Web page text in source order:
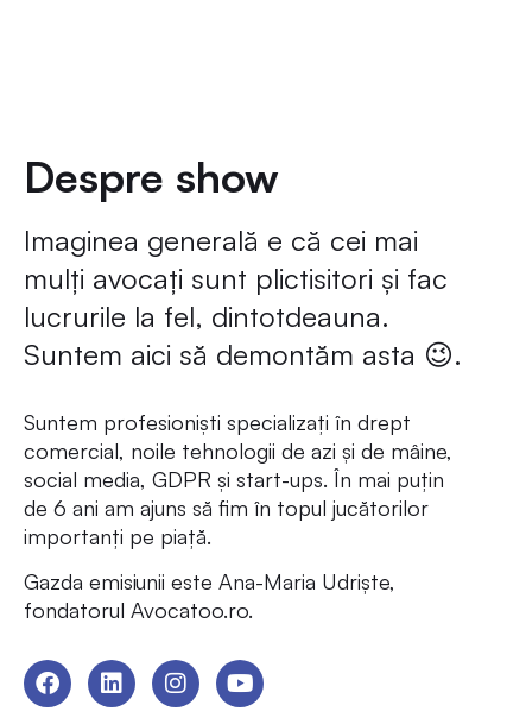
Despre show
Imaginea generală e că cei mai
mulți avocați sunt plictisitori și fac
lucrurile la fel, dintotdeauna.
Suntem aici să demontăm asta 😉.
Suntem profesioniști specializați în drept
comercial, noile tehnologii de azi și de mâine,
social media, GDPR și start-ups. În mai puțin
de 6 ani am ajuns să fim în topul jucătorilor
importanți pe piață.
Gazda emisiunii este Ana-Maria Udriște,
fondatorul Avocatoo.ro.